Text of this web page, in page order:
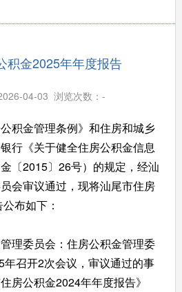
积金2025年年度报告
04-03 浏览次数：-
金管理条例》和住房和城乡
行《关于健全住房公积金信息
〔2015〕26号）的规定，经汕
会审议通过，现将汕尾市住房
布如下：
委员会：住房公积金管理委
年召开2次会议，审议通过的事
房公积金2024年年度报告》